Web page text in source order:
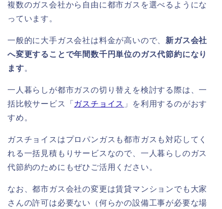
複数のガス会社から自由に都市ガスを選べるようにな
っています。
一般的に大手ガス会社は料金が高いので、 新ガス会社
へ変更することで年間数千円単位のガス代節約になり
ます。
一人暮らしが都市ガスの切り替えを検討する際は、一
括比較サービス「 ガスチョイス 」を利用するのがおす
すめ。
ガスチョイスはプロパンガスも都市ガスも対応してく
れる一括見積もりサービスなので、一人暮らしのガス
代節約のためにもぜひご活用ください。
なお、都市ガス会社の変更は賃貸マンションでも大家
さんの許可は必要ない（何らかの設備工事が必要な場